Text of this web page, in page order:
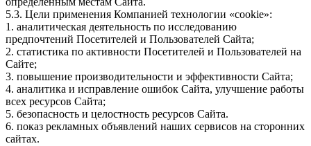
5.3. Цели применения Компанией технологии «cookie»:
1. аналитическая деятельность по исследованию
предпочтений Посетителей и Пользователей Сайта;
2. статистика по активности Посетителей и Пользователей на
Сайте;
3. повышение производительности и эффективности Сайта;
4. аналитика и исправление ошибок Сайта, улучшение работы
всех ресурсов Сайта;
5. безопасность и целостность ресурсов Сайта.
6. показ рекламных объявлений наших сервисов на сторонних
сайтах.